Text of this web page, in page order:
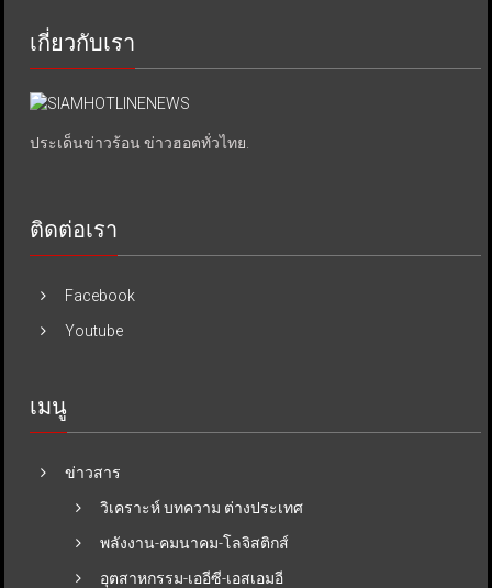
เกี่ยวกับเรา
ประเด็นข่าวร้อน ข่าวฮอตทั่วไทย.
ติดต่อเรา
Facebook
Youtube
เมนู
ข่าวสาร
วิเคราะห์ บทความ ต่างประเทศ
พลังงาน-คมนาคม-โลจิสติกส์
อุตสาหกรรม-เออีซี-เอสเอมอี